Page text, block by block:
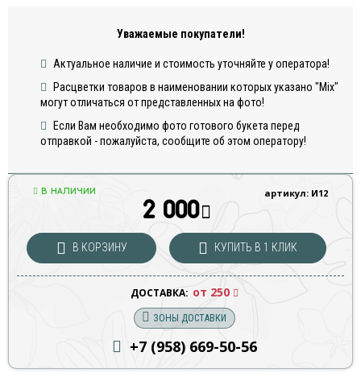
Уважаемые покупатели!
Актуальное наличие и стоимость уточняйте у оператора!
Расцветки товаров в наименовании которых указано "Mix"
могут отличаться от представленных на фото!
Если Вам необходимо фото готового букета перед
отправкой - пожалуйста, сообщите об этом оператору!
артикул: И12
В НАЛИЧИИ
2 000
В КОРЗИНУ КУПИТЬ В 1 КЛИК
ДОСТАВКА: от 250
ЗОНЫ ДОСТАВКИ
+7 (958) 669-50-56